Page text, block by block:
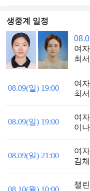
생중계 일정
여
최
08.09(일) 19:00
여
최
08.09(일) 19:00
여
이
08.09(일) 21:00
여
김
챌